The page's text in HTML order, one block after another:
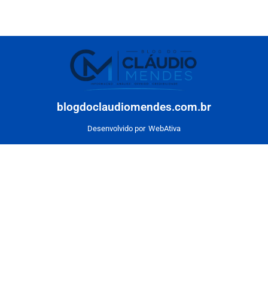
blogdoclaudiomendes.com.br
Desenvolvido por WebAtiva